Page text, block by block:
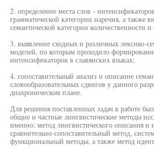
2. определение места слов -
грамматической категории наречия, а также
семантической категории количественности
3. выявление сходных и различных лексико-
моделей, по которым проходило
интенсификаторов в славянских языках;
4. сопоставительный анализ и описание
словообразовательных сдвигов у данного
диахроническом плане.
Для решения поставленных задач в работе
общие и частные лингвистические методы
именно: метод лингвистического описания и
сравнительно-сопоставительный метод,
функциональный методы, а также метод